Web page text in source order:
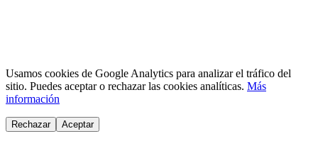
Usamos cookies de Google Analytics para analizar el tráfico del
sitio. Puedes aceptar o rechazar las cookies analíticas. Más
información
Rechazar Aceptar